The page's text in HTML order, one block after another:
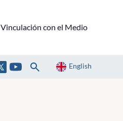
Vinculación con el Medio
English